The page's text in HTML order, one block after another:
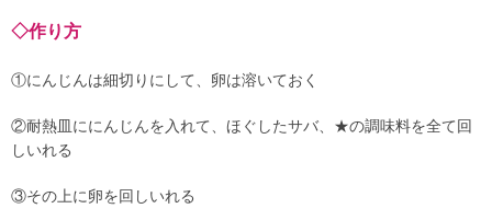
◇作り方
①にんじんは細切りにして、卵は溶いておく
②耐熱皿ににんじんを入れて、ほぐしたサバ、★の調味料を全て回
しいれる
③その上に卵を回しいれる